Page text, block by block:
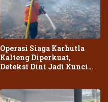
Operasi Siaga Karhutla
Kalteng Diperkuat,
Deteksi Dini Jadi Kunci